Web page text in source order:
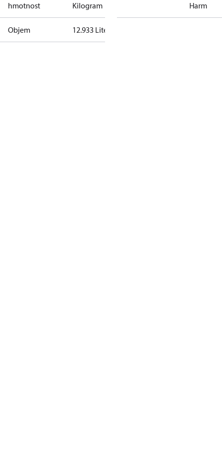
hmotnost
Kilogram
Objem 12.933 Liter
Harm